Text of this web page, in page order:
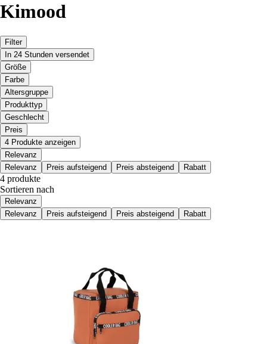
Kimood
Filter
In 24 Stunden versendet
Größe
Farbe
Altersgruppe
Produkttyp
Geschlecht
Preis
4 Produkte anzeigen
Relevanz
Relevanz
Preis aufsteigend Preis absteigend Rabatt
4 produkte
Sortieren nach
Relevanz
Relevanz
Preis aufsteigend Preis absteigend Rabatt